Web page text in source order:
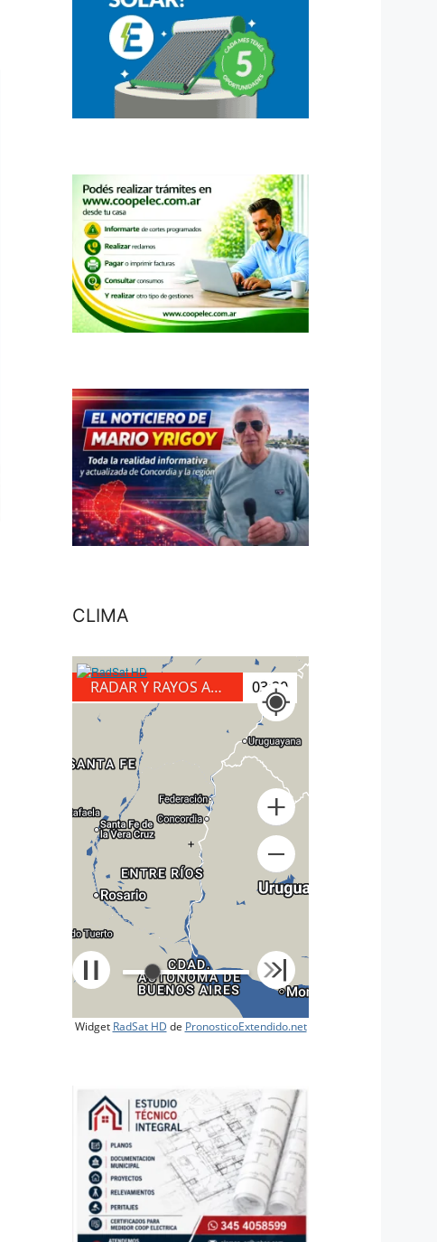
CLIMA
RADAR Y RAYOS A TIERRA 03:40
+
Widget RadSat HD de PronosticoExtendido.net